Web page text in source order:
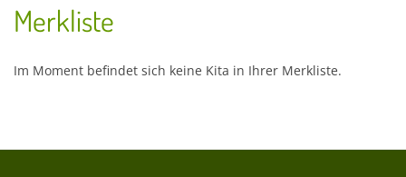
Merkliste
Im Moment befindet sich keine Kita in Ihrer Merkliste.